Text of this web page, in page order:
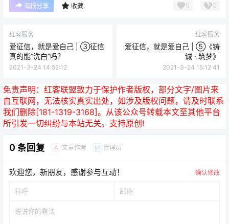
海报分享 收藏 0 0
红客服务
爱征信，就是爱自己 | ③征信
真的能“洗白”吗？
2021-3-24 14:52:12
红客服务
爱征信，就是爱自己 | ⑤《铸
诚 · 筑梦》
2021-3-24 15:12:41
免责声明： 红客联盟致力于保护作者版权，部分文字/图片来
自互联网，无法核实真实出处，如涉及版权问题，请及时联系
我们删除[181-1319-3168]。从该公众号转载本文至其他平台
所引发一切纠纷与本站无关。支持原创!
0 条回复 A 文章作者 M 管理员
欢迎您，新朋友，感谢参与互动！ 确认修改